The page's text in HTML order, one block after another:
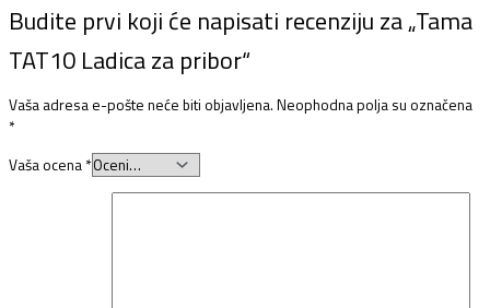
Budite prvi koji će napisati recenziju za „Tama
TAT10 Ladica za pribor“
Vaša adresa e-pošte neće biti objavljena. Neophodna polja su označena
*
Vaša ocena *